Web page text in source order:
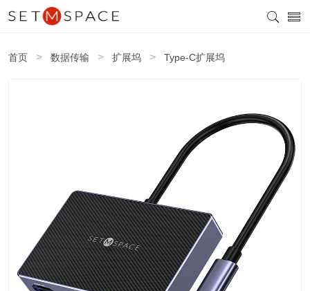
首页 > 数据传输 > 扩展坞 > Type-C扩展坞